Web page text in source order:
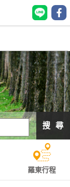
搜 尋
羅東行程